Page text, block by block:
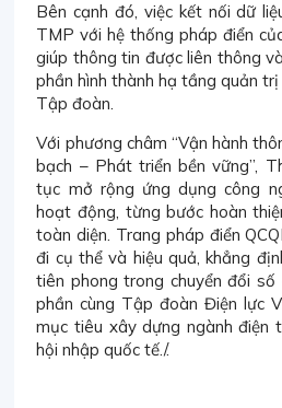
Bên cạnh đó, việc kết nối dữ
TMP với hệ thống pháp điển
giúp thông tin được liên thông
phần hình thành hạ tầng quản
Tập đoàn.
Với phương châm “Vận hành
bạch – Phát triển bền vững”,
tục mở rộng ứng dụng công
hoạt động, từng bước hoàn
toàn diện. Trang pháp điển
đi cụ thể và hiệu quả, khẳng
tiên phong trong chuyển đổi số
phần cùng Tập đoàn Điện lực
mục tiêu xây dựng ngành điện
hội nhập quốc tế./.